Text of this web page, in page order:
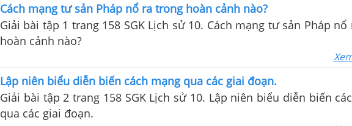
Cách mạng tư sản Pháp nổ ra trong hoàn cảnh nào?
Giải bài tập 1 trang 158 SGK Lịch sử 10. Cách mạng tư sản Pháp
hoàn cảnh nào?
Lập niên biểu diễn biến cách mạng qua các giai đoạn.
Giải bài tập 2 trang 158 SGK Lịch sử 10. Lập niên biểu diễn biến
qua các giai đoạn.